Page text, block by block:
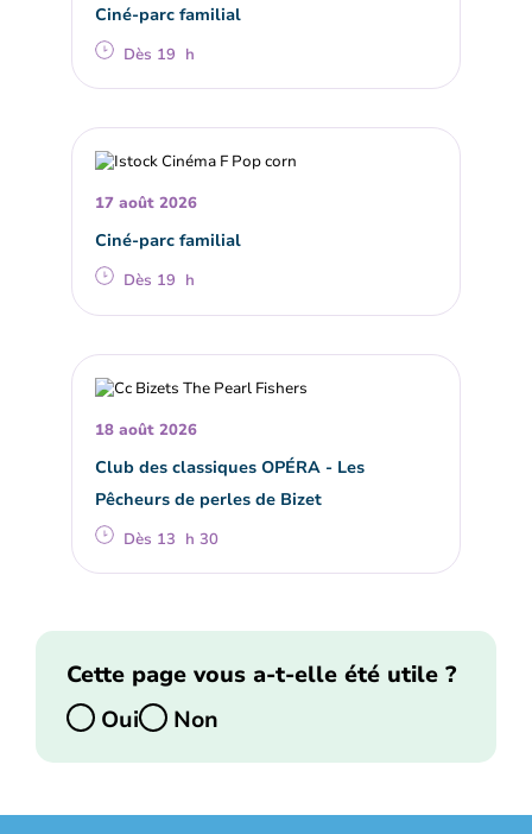
Ciné-parc familial
Dès 19 h
17 août 2026
Ciné-parc familial
Dès 19 h
18 août 2026
Club des classiques OPÉRA - Les
Pêcheurs de perles de Bizet
Dès 13 h 30
Cette page vous a-t-elle été utile ?
Oui
Non